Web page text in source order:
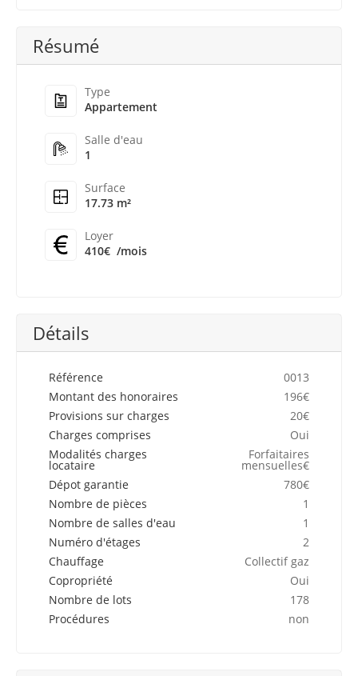
Résumé
Type
Appartement
Salle d'eau
1
Surface
17.73 m²
Loyer
410€ /mois
Détails
Référence
0013
Montant des honoraires
196€
Provisions sur charges
20€
Charges comprises
Oui
Modalités charges
locataire
Forfaitaires
mensuelles€
Dépot garantie
780€
Nombre de pièces
1
Nombre de salles d'eau
1
Numéro d'étages
2
Chauffage
Collectif gaz
Copropriété
Oui
Nombre de lots
178
Procédures
non